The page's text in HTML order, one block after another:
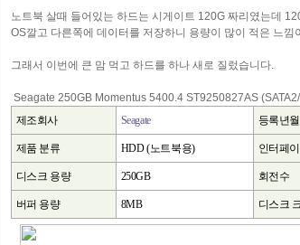
노트북 살때 들어있는 하드는 시게이트 120G 짜리였는데
OS깔고 다른쪽에 데이터를 저장하니 용량이 많이 적은 느낌
그래서 이번에 큰 맘 먹고 하드를 하나 새로 질렀습니다.
Seagate 250GB Momentus 5400.4 ST9250827AS
제조회사
Seagate 등록년월
제품 분류 HDD (노트북용) 인터페
디스크 용량 250GB 회전수
버퍼 용량 8MB 디스크